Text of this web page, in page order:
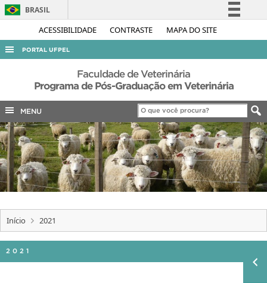
ACESSIBILIDADE CONTRASTE MAPA DO SITE
BRASIL
Simplifique!
Acesso à informação
Legislação
Canais
PORTAL UFPEL
ACESSO À INFORMAÇÃO
AUDITORIA
COBALTO
CONCURSOS
EDITAIS
INTERNACIONAL
OUVIDORIA
PORTARIAS
TELEFONES
Faculdade de Veterinária
Programa de Pós-Graduação em Veterinária
MENU
Início 2021
2021